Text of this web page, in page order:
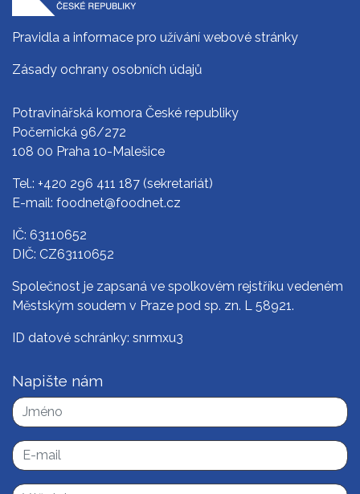
Pravidla a informace pro užívání webové stránky
Zásady ochrany osobních údajů
Potravinářská komora České republiky
Počernická 96/272
108 00 Praha 10-Malešice
Tel.: +420 296 411 187 (sekretariát)
E-mail: foodnet@foodnet.cz
IČ: 63110652
DIČ: CZ63110652
Společnost je zapsaná ve spolkovém rejstříku vedeném
Městským soudem v Praze pod sp. zn. L 58921.
ID datové schránky: snrmxu3
Napište nám